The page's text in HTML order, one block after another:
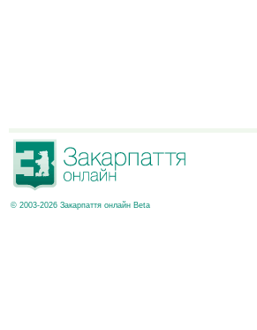
© 2003-2026 Закарпаття онлайн Beta